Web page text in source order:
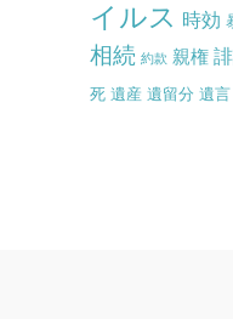
イルス 時効
相続 約款 親権
死 遺産 遺留分 遺言